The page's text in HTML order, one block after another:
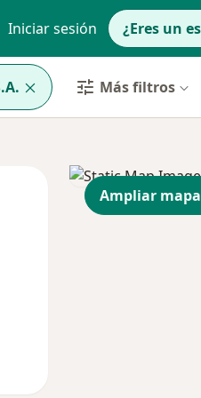
Iniciar sesión ¿Eres un
Más filtros
Mar
11 Ago
Ampliar mapa